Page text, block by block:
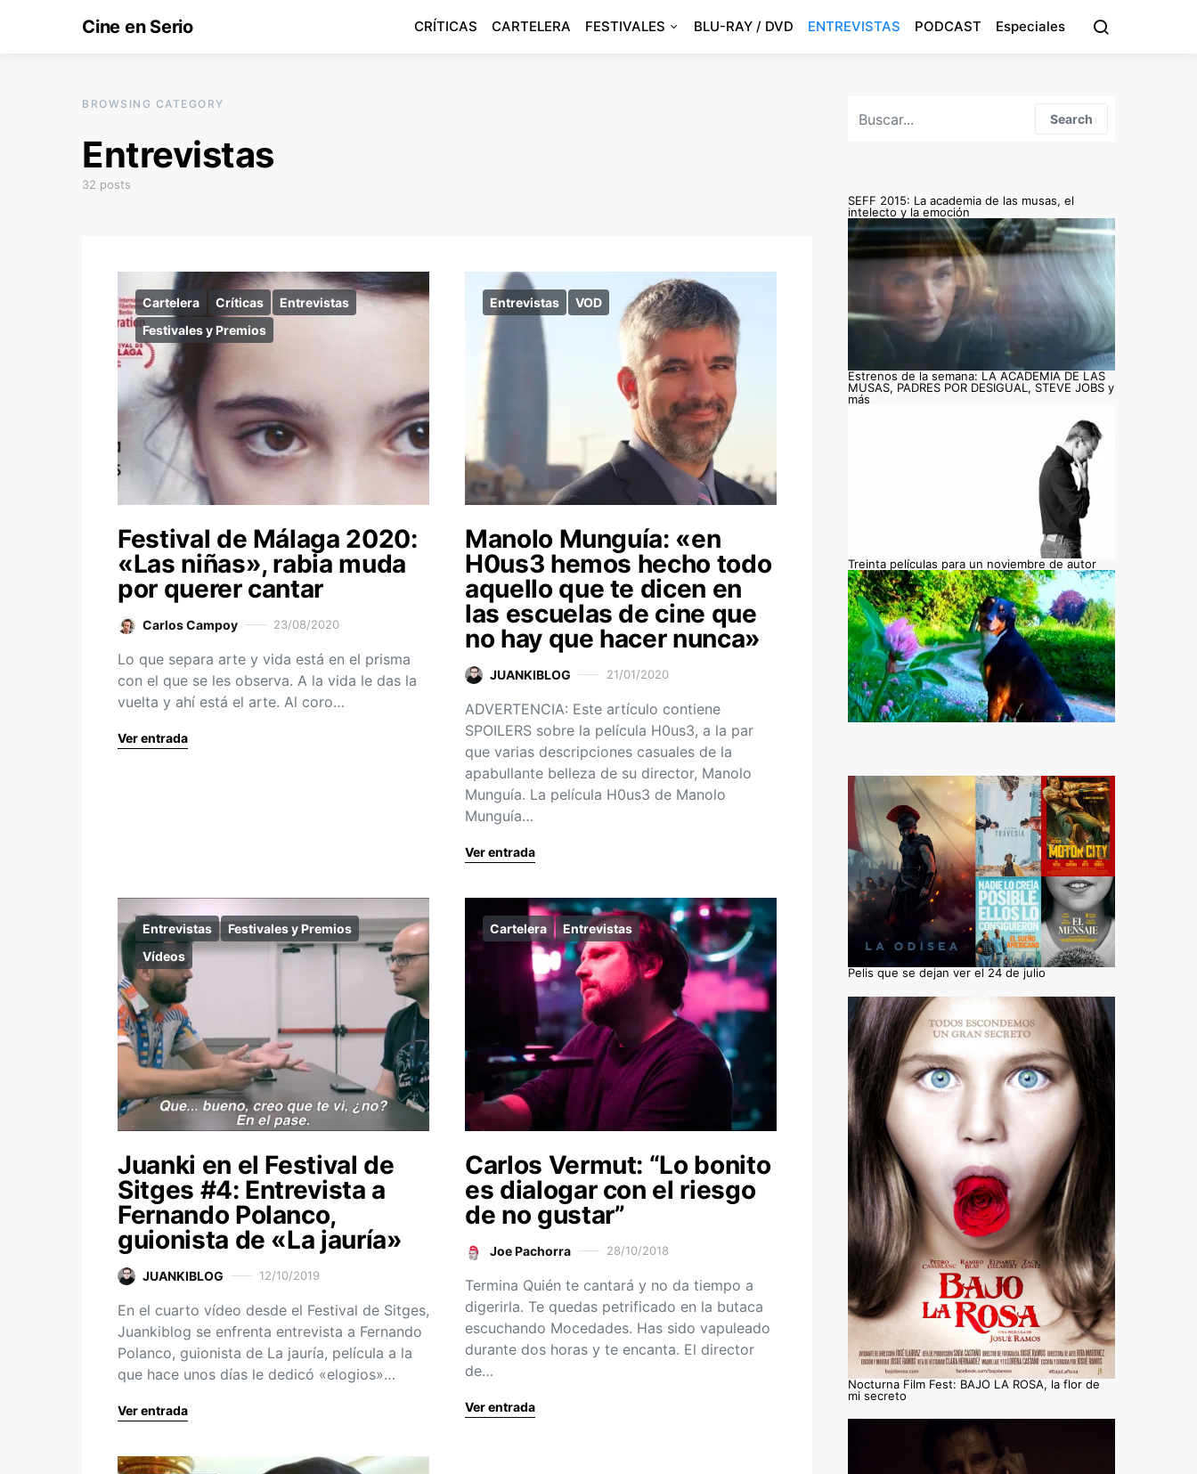
Cine en Serio CRÍTICAS CARTELERA FESTIVALES BLU-RAY / DVD ENTREVISTAS PODCAST Especiales
BROWSING CATEGORY
Entrevistas
32 posts
Cartelera Críticas
Entrevistas
Festivales y Premios
Festival de Málaga 2020:
«Las niñas», rabia muda
por querer cantar
Carlos Campoy 23/08/2020
Lo que separa arte y vida está en el prisma
con el que se les observa. A la vida le das la
vuelta y ahí está el arte. Al coro…
Ver entrada
Entrevistas VOD
Manolo Munguía: «en
H0us3 hemos hecho todo
aquello que te dicen en
las escuelas de cine que
no hay que hacer nunca»
JUANKIBLOG 21/01/2020
ADVERTENCIA: Este artículo contiene
SPOILERS sobre la película H0us3, a la par
que varias descripciones casuales de la
apabullante belleza de su director, Manolo
Munguía. La película H0us3 de Manolo
Munguía…
Ver entrada
Entrevistas
Festivales y Premios
Vídeos
Juanki en el Festival de
Sitges #4: Entrevista a
Fernando Polanco,
guionista de «La jauría»
JUANKIBLOG 12/10/2019
En el cuarto vídeo desde el Festival de Sitges,
Juankiblog se enfrenta entrevista a Fernando
Polanco, guionista de La jauría, película a la
que hace unos días le dedicó «elogios»…
Ver entrada
Cartelera Entrevistas
Carlos Vermut: “Lo bonito
es dialogar con el riesgo
de no gustar”
Joe Pachorra 28/10/2018
Termina Quién te cantará y no da tiempo a
digerirla. Te quedas petrificado en la butaca
escuchando Mocedades. Has sido vapuleado
durante dos horas y te encanta. El director
de…
Ver entrada
Search
SEFF 2015: La academia de las musas, el
intelecto y la emoción
Estrenos de la semana: LA ACADEMIA DE LAS
MUSAS, PADRES POR DESIGUAL, STEVE JOBS y
más
Treinta películas para un noviembre de autor
Pelis que se dejan ver el 24 de julio
Nocturna Film Fest: BAJO LA ROSA, la flor de
mi secreto